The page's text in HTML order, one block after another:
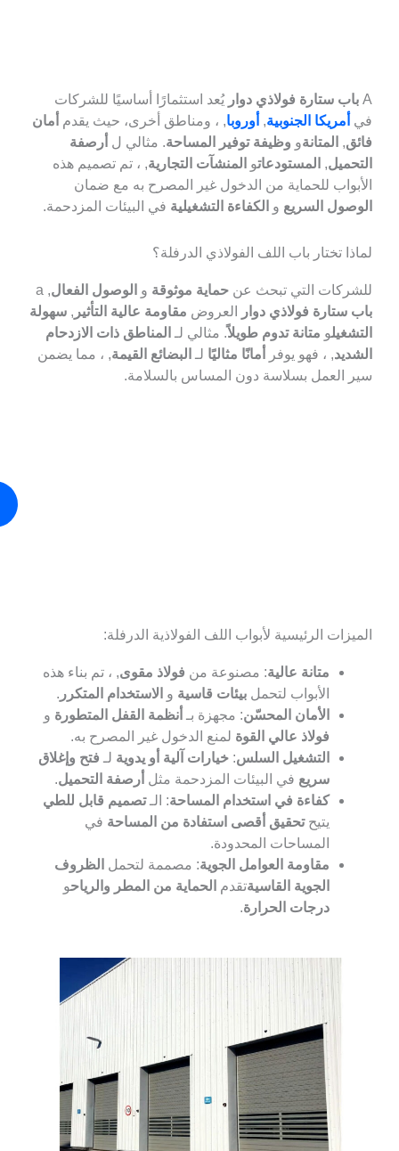
ستارة فولاذي دواريُعد استثمارًا أساسيًا للشركات
أمريكا الجنوبية أوروبا, ، ومناطق أخرى، حيث يقدمأمان
المتانةو وظيفة توفير المساحة . مثالي لأرصفة
المستودعاتوالمنشآت التجارية , ، تم تصميم هذه
للحماية من الدخول غير المصرح به مع ضمان
السريع والكفاءة التشغيليةفي البيئات المزدحمة.
تختار باب اللف الفولاذي الدرفلة؟
التي تبحث عنحماية موثوقةوالوصول الفعال , a
فولاذي دوارالعروض مقاومة عالية التأثير,سهولة
متانة تدوم طويلاً. مثالي لـ المناطق ذات الازدحام
, ، فهو يوفرأمانًا مثاليًالـ البضائع القيمة, ، مما يضمن
العمل بسلاسة دون المساس بالسلامة.
الرئيسية لأبواب اللف الفولاذية الدرفلة:
متانة عالية: مصنوعة منفولاذ مقوى, ، تم بناء هذه
الأبواب لتحملبيئات قاسيةوالاستخدام المتكرر
الأمان المحسّن : مجهزة بـأنظمة القفل المتطورةو
فولاذ عالي القوةلمنع الدخول غير المصرح به.
التشغيل السلس: خيارات آلية أو يدوية لـ فتح وإغلاق
في البيئات المزدحمة مثلأرصفة التحميل
كفاءة في استخدام المساحة : الـتصميم قابل للطي
تحقيق أقصى استفادة من المساحة في
المساحات المحدودة.
مقاومة العوامل الجوية: مصممة لتحملالظروف
الجوية القاسية تقدمالحماية من المطر والرياح
درجات الحرارة.